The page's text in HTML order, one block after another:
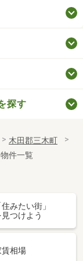
探す
木田郡三木町
件一覧
住みたい街」
見つけよう
賃相場